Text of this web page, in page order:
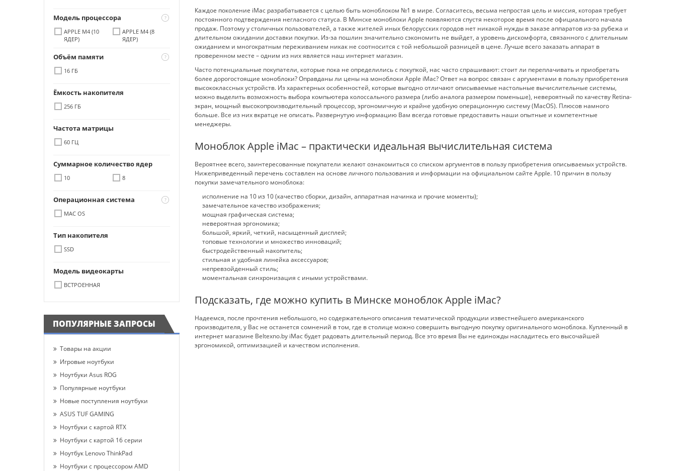
Модель процессора
APPLE M4 (10
ЯДЕР)
APPLE M4 (8
ЯДЕР)
Объём памяти
16 ГБ
Ёмкость накопителя
256 ГБ
Частота матрицы
60 ГЦ
Суммарное количество ядер
10 8
Операционная система
MAC OS
Тип накопителя
SSD
Модель видеокарты
ВСТРОЕННАЯ
ПОПУЛЯРНЫЕ ЗАПРОСЫ
Товары на акции
Игровые ноутбуки
Ноутбуки Asus ROG
Популярные ноутбуки
Новые поступления ноутбуки
ASUS TUF GAMING
Ноутбуки с картой RTX
Ноутбуки с картой 16 серии
Ноутбук Lenovo ThinkPad
Ноутбуки с процессором AMD
Каждое поколение iMac разрабатывается с целью быть моноблоком №1 в мире. Согласитесь, весьма непростая цель и миссия, которая требует
постоянного подтверждения негласного статуса. В Минске моноблоки Apple появляются спустя некоторое время после официального начала
продаж. Поэтому у столичных пользователей, а также жителей иных белорусских городов нет никакой нужды в заказе аппаратов из-за рубежа и
длительном ожидании доставки покупки. Из-за пошлин значительно сэкономить не выйдет, а уровень дискомфорта, связанного с длительным
ожиданием и многократным переживанием никак не соотносится с той небольшой разницей в цене. Лучше всего заказать аппарат в
проверенном месте – одним из них является наш интернет магазин.
Часто потенциальные покупатели, которые пока не определились с покупкой, нас часто спрашивают: стоит ли переплачивать и приобретать
более дорогостоящие моноблоки? Оправданы ли цены на моноблоки Apple iMac? Ответ на вопрос связан с аргументами в пользу приобретения
высококлассных устройств. Из характерных особенностей, которые выгодно отличают описываемые настольные вычислительные системы,
можно выделить возможность выбора компьютера колоссального размера (либо аналога размером поменьше), невероятный по качеству Retina-
экран, мощный высокопроизводительный процессор, эргономичную и крайне удобную операционную систему (MacOS). Плюсов намного
больше. Все из них вкратце не описать. Развернутую информацию Вам всегда готовые предоставить наши опытные и компетентные
менеджеры.
Моноблок Apple iMac – практически идеальная вычислительная система
Вероятнее всего, заинтересованные покупатели желают ознакомиться со списком аргументов в пользу приобретения описываемых устройств.
Нижеприведенный перечень составлен на основе личного пользования и информации на официальном сайте Apple. 10 причин в пользу
покупки замечательного моноблока:
исполнение на 10 из 10 (качество сборки, дизайн, аппаратная начинка и прочие моменты);
замечательное качество изображения;
мощная графическая система;
невероятная эргономика;
большой, яркий, четкий, насыщенный дисплей;
топовые технологии и множество инноваций;
быстродейственный накопитель;
стильная и удобная линейка аксессуаров;
непревзойденный стиль;
моментальная синхронизация с иными устройствами.
Подсказать, где можно купить в Минске моноблок Apple iMac?
Надеемся, после прочтения небольшого, но содержательного описания тематической продукции известнейшего американского
производителя, у Вас не останется сомнений в том, где в столице можно совершить выгодную покупку оригинального моноблока. Купленный в
интернет магазине Beltexno.by iMac будет радовать длительный период. Все это время Вы не единожды насладитесь его высочайшей
эргономикой, оптимизацией и качеством исполнения.